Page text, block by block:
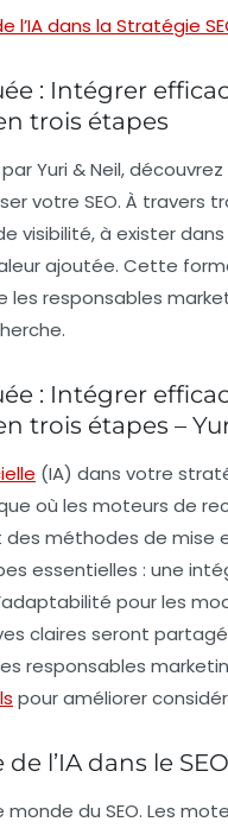
l’IA dans la Stratégie
: Intégrer
trois étapes
Yuri & Neil,
votre SEO. À travers
visibilité, à exister dans
ajoutée. Cette
les responsables
: Intégrer
trois étapes –
(IA) dans votre
où les moteurs de
méthodes de mise
essentielles : une
pour les
claires seront
responsables
pour améliorer
l’IA dans le SEO
monde du SEO. Les